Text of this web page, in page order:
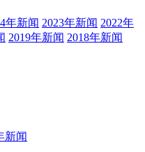
年新闻 2023年新闻 2022年
2019年新闻 2018年新闻
新闻